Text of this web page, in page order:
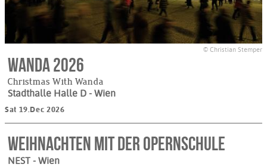
© Christian Stemper
Wanda 2026
Christmas With Wanda
Stadthalle Halle D - Wien
Sat 19.Dec 2026
Weihnachten mit der Opernschule
NEST - Wien